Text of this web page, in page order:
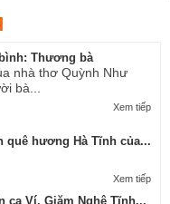
Thương bà
nhà thơ Quỳnh Như
bà...
Xem tiếp
quê hương Hà Tĩnh của...
Xem tiếp
ca Ví, Giặm Nghệ Tĩnh...